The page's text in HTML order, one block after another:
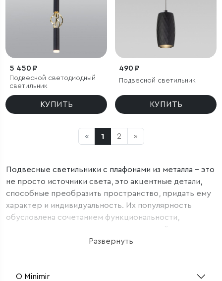
5 450 ₽
Подвесной светодиодный
светильник
КУПИТЬ
490 ₽
Подвесной светильник
КУПИТЬ
« 1 2 »
Подвесные светильники с плафонами из металла – это
не просто источники света, это акцентные детали,
способные преобразить пространство, придать ему
характер и индивидуальность. Их популярность
обусловлена сочетанием функциональности,
долговечности и широкого спектра дизайнерских
решений. Металлические плафоны, благодаря своей
светильник под любой интерьер. От строгих
Развернуть
О Minimir